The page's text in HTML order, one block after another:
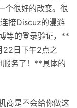
个很好的改变。很
接Discuz的漫游
等的登录验证，**
22日下午2点之
务了！ **具体的
商是不会给你做这